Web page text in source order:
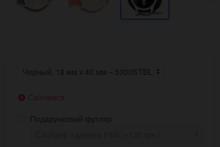
Скінчився
Подарунковий футляр